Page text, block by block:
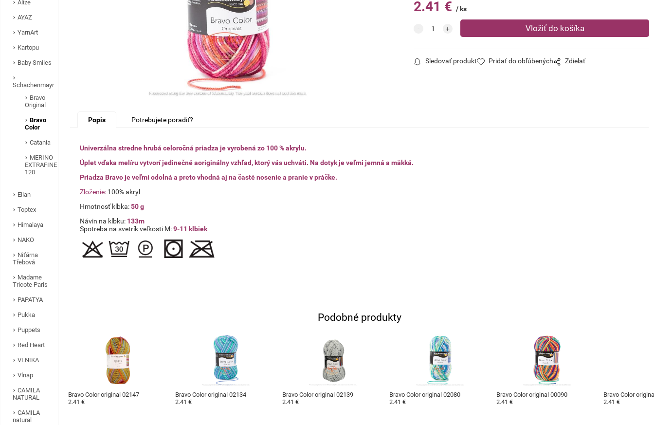
Alize
AYAZ
YarnArt
Kartopu
Baby Smiles
Schachenmayr
Bravo
Original
Bravo
Color
Catania
MERINO
EXTRAFINE
120
Elian
Toptex
Himalaya
NAKO
Niťárna
Třebová
Madame
Tricote Paris
PAPATYA
Pukka
Puppets
Red Heart
VLNIKA
Vlnap
CAMILA
NATURAL
CAMILA
natural
2.41 € ks
Sledovať produkt Pridať do obľúbených Zdielať
Popis Potrebujete poradiť?
Univerzálna stredne hrubá celoročná priadza je vyrobená zo 100 % akrylu.
Úplet vďaka melíru vytvorí jedinečné aoriginálny vzhľad, ktorý vás uchváti. Na dotyk je veľmi jemná a mäkká.
Priadza Bravo je veľmi odolná a preto vhodná aj na časté nosenie a pranie v práčke.
Zloženie: 100% akryl
Hmotnosť klbka:50 g
Návin na klbku: 133m
Spotreba na svetrík veľkosti M:9-11 klbiek
Podobné produkty
Bravo Color original 02147
2.41 €
Bravo Color original 02134
2.41 €
Bravo Color original 02139
2.41 €
Bravo Color original 02080
2.41 €
Bravo Color original 00090
2.41 €
Bravo Color
2.41 €